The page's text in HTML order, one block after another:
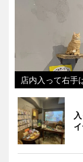
店内入って右手